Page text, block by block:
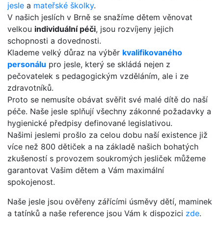
jesle a mateřské školky.
V našich jeslích v Brně se snažíme dětem věnovat
velkou individuální péči, jsou rozvíjeny jejich
schopnosti a dovednosti.
Klademe velký důraz na výběr kvalifikovaného
personálu pro jesle, který se skládá nejen z
pečovatelek s pedagogickým vzděláním, ale i ze
zdravotníků.
Proto se nemusíte obávat svěřit své malé dítě do naší
péče. Naše jesle splňují všechny zákonné požadavky a
hygienické předpisy definované legislativou.
Našimi jeslemi prošlo za celou dobu naší existence již
více než 800 dětiček a na základě našich bohatých
zkušeností s provozem soukromých jesliček můžeme
garantovat Vašim dětem a Vám maximální
spokojenost.
Naše jesle jsou ověřeny zářícími úsměvy dětí, maminek
a tatínků a naše reference jsou Vám k dispozici zde.